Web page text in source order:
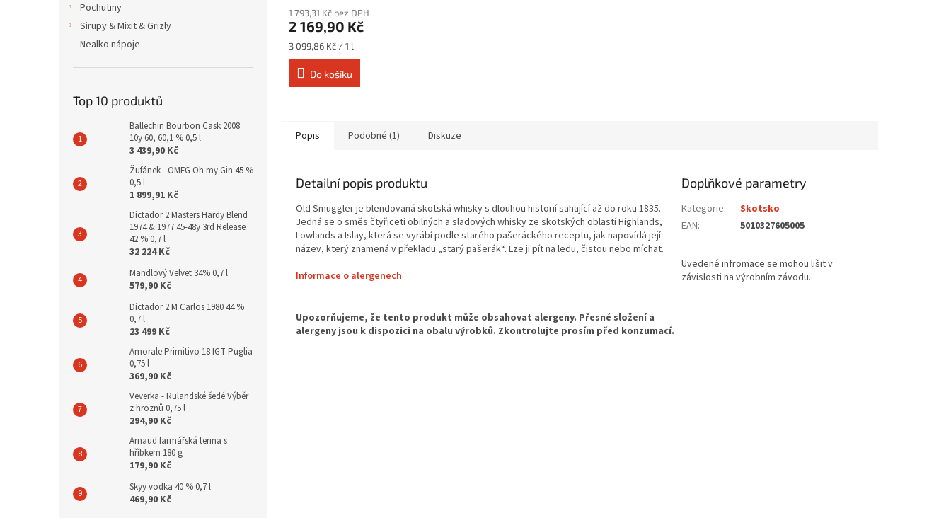
Pochutiny
Sirupy & Mixit & Grizly
Nealko nápoje
Top 10 produktů
Ballechin Bourbon Cask 2008
10y 60, 60,1 % 0,5 l
3 439,90 Kč
Žufánek - OMFG Oh my Gin 45 %
0,5 l
1 899,91 Kč
Dictador 2 Masters Hardy Blend
1974 & 1977 45-48y 3rd Release
42 % 0,7 l
32 224 Kč
Mandlový Velvet 34% 0,7 l
579,90 Kč
Dictador 2 M Carlos 1980 44 %
0,7 l
23 499 Kč
Amorale Primitivo 18 IGT Puglia
0,75 l
369,90 Kč
Veverka - Rulandské šedé Výběr
z hroznů 0,75 l
294,90 Kč
Arnaud farmářská terina s
hříbkem 180 g
179,90 Kč
Skyy vodka 40 % 0,7 l
469,90 Kč
1 793,31 Kč bez DPH
2 169,90 Kč
Měrná
cena:
3 099,86 Kč / 1 l
Do košíku
Popis Podobné (1) Diskuze
Detailní popis produktu
Old Smuggler je blendovaná skotská whisky s dlouhou historií sahající až do roku 1835.
Jedná se o směs čtyřiceti obilných a sladových whisky ze skotských oblastí Highlands,
Lowlands a Islay, která se vyrábí podle starého pašeráckého receptu, jak napovídá její
název, který znamená v překladu „starý pašerák“. Lze ji pít na ledu, čistou nebo míchat.
Informace o alergenech
Doplňkové parametry
Kategorie:
Skotsko
EAN: 5010327605005